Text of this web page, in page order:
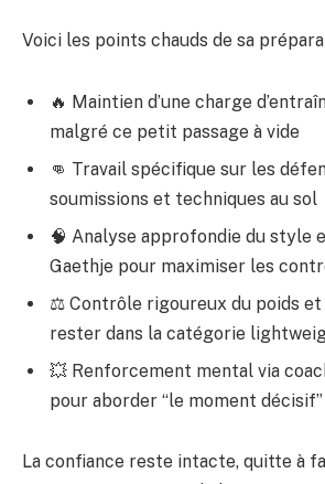
Voici les points chauds de sa
🔥 Maintien d’une charge
malgré ce petit passage à vide
👊 Travail spécifique sur les
soumissions et techniques au sol
🧠 Analyse approfondie du style
Gaethje pour maximiser les
⚖️ Contrôle rigoureux du poids
rester dans la catégorie
💥 Renforcement mental via
pour aborder “le moment décisif”
La confiance reste intacte, quitte à